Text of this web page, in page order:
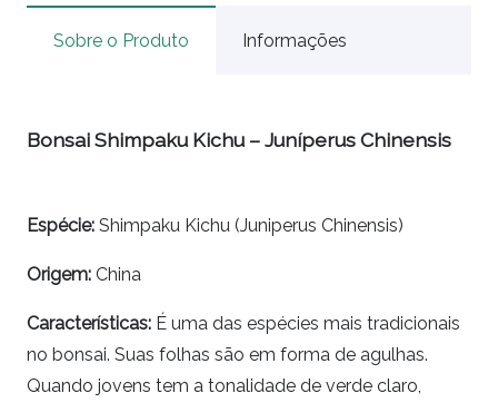
Sobre o Produto Informações
Bonsai Shimpaku Kichu – Juníperus Chinensis
Espécie: Shimpaku Kichu (Juniperus Chinensis)
Origem: China
Características: É uma das espécies mais tradicionais
no bonsai. Suas folhas são em forma de agulhas.
Quando jovens tem a tonalidade de verde claro,